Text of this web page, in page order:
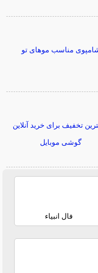
مناسب موهای تو
تخفیف برای خرید آنلاین
گوشی موبایل
فال انبیاء